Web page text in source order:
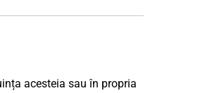
acesteia sau în propria